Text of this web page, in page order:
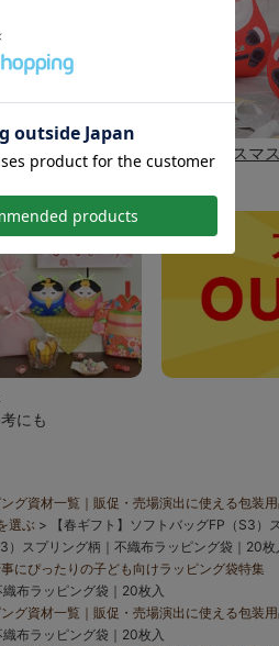
りラッピング クリスマ
にも
グ資材一覧｜販促・売場演出に使える包装
選ぶ
【春ギフト】ソフトバッグFP（S3
）スプリング柄｜不織布ラッピング袋｜20枚
にぴったりの子ども向けラッピング袋特集
布ラッピング袋｜20枚入
グ資材一覧｜販促・売場演出に使える包装
布ラッピング袋｜20枚入